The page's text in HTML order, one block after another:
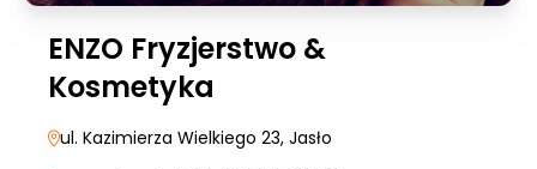
ENZO Fryzjerstwo &
Kosmetyka
ul. Kazimierza Wielkiego 23, Jasło